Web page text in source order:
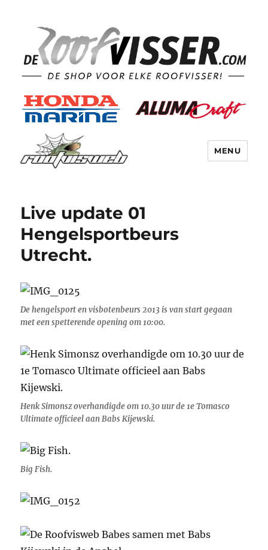
MENU
Live update 01
Hengelsportbeurs
Utrecht.
De hengelsport en visbotenbeurs 2013 is van start gegaan
met een spetterende opening om 10:00.
Henk Simonsz overhandigde om 10.30 uur de 1e Tomasco
Ultimate officieel aan Babs Kijewski.
Big Fish.